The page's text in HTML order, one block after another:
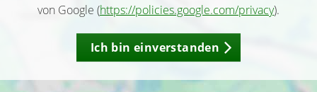
von Google (https://policies.google.com/privacy).
Ich bin einverstanden